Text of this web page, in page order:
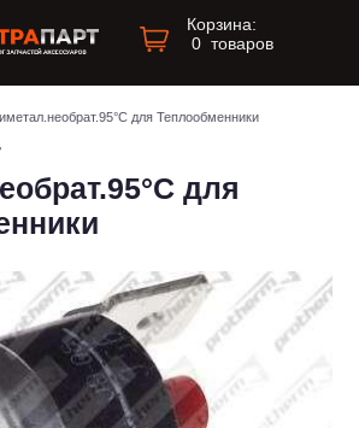
Корзина:
0 товаров
для Теплообменники
для